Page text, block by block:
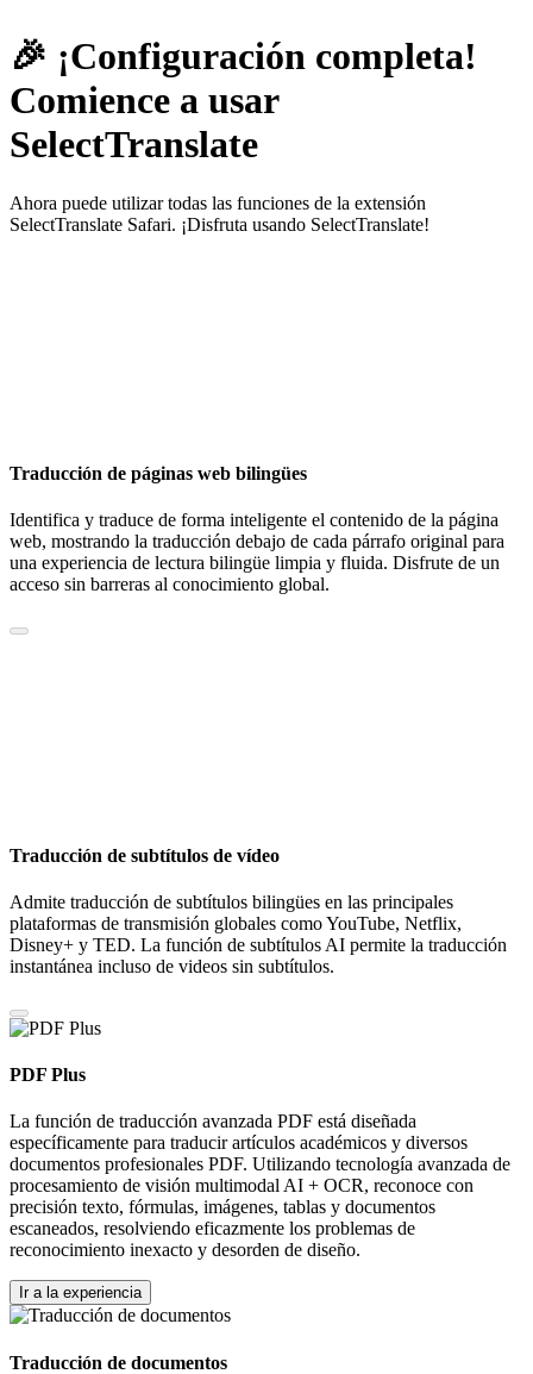
🎉 ¡Configuración completa!
Comience a usar
SelectTranslate
Ahora puede utilizar todas las funciones de la extensión
SelectTranslate Safari. ¡Disfruta usando SelectTranslate!
Traducción de páginas web bilingües
Identifica y traduce de forma inteligente el contenido de la página
web, mostrando la traducción debajo de cada párrafo original para
una experiencia de lectura bilingüe limpia y fluida. Disfrute de un
acceso sin barreras al conocimiento global.
Traducción de subtítulos de vídeo
Admite traducción de subtítulos bilingües en las principales
plataformas de transmisión globales como YouTube, Netflix,
Disney+ y TED. La función de subtítulos AI permite la traducción
instantánea incluso de videos sin subtítulos.
PDF Plus
La función de traducción avanzada PDF está diseñada
específicamente para traducir artículos académicos y diversos
documentos profesionales PDF. Utilizando tecnología avanzada de
procesamiento de visión multimodal AI + OCR, reconoce con
precisión texto, fórmulas, imágenes, tablas y documentos
escaneados, resolviendo eficazmente los problemas de
reconocimiento inexacto y desorden de diseño.
Ir a la experiencia
Traducción de documentos